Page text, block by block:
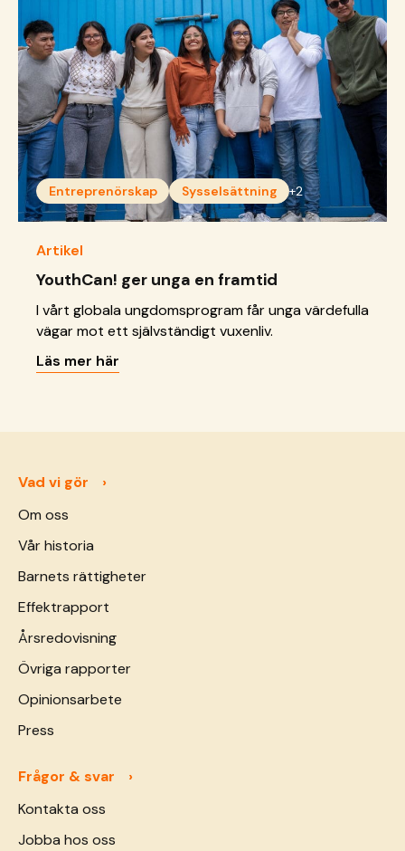
Entreprenörskap Sysselsättning +2
Artikel
YouthCan! ger unga en framtid
I vårt globala ungdomsprogram får unga värdefulla
vägar mot ett självständigt vuxenliv.
Läs mer här
Vad vi gör
Om oss
Vår historia
Barnets rättigheter
Effektrapport
Årsredovisning
Övriga rapporter
Opinionsarbete
Press
Frågor & svar
Kontakta oss
Jobba hos oss